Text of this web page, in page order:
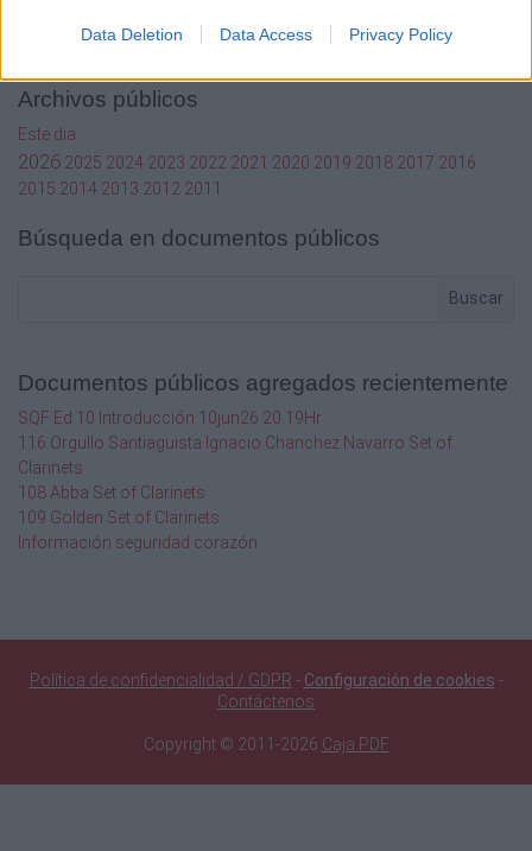
Data Deletion Data Access Privacy Policy
Configuración de cookies
Archivos públicos
Este dia
2026 2025 2024 2023 2022 2021 2020 2019 2018 2017 2016
2015 2014 2013 2012 2011
Búsqueda en documentos públicos
Buscar
Documentos públicos agregados recientemente
SQF Ed 10 Introducción 10jun26 20.19Hr
116 Orgullo Santiaguista Ignacio Chanchez Navarro Set of
Clarinets
108 Abba Set of Clarinets
109 Golden Set of Clarinets
Información seguridad corazón
Política de confidencialidad / GDPR - Configuración de cookies -
Contáctenos
Copyright © 2011-2026 Caja PDF